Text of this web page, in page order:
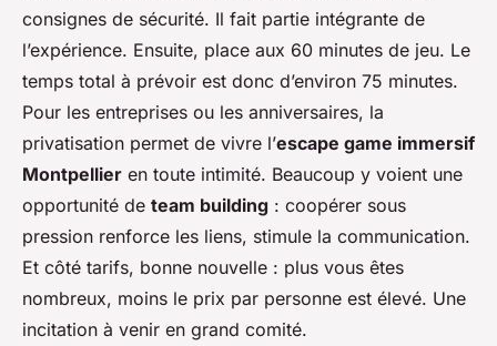
consignes de sécurité. Il fait partie intégrante de
l’expérience. Ensuite, place aux 60 minutes de jeu. Le
temps total à prévoir est donc d’environ 75 minutes.
Pour les entreprises ou les anniversaires, la
privatisation permet de vivre l’escape game immersif
Montpellier en toute intimité. Beaucoup y voient une
opportunité de team building : coopérer sous
pression renforce les liens, stimule la communication.
Et côté tarifs, bonne nouvelle : plus vous êtes
nombreux, moins le prix par personne est élevé. Une
incitation à venir en grand comité.